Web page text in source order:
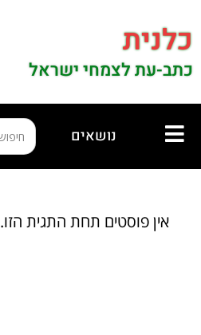
כלנית
כתב-עת לצמחי ישראל
נושאים
אין פוסטים תחת התגית הזו.